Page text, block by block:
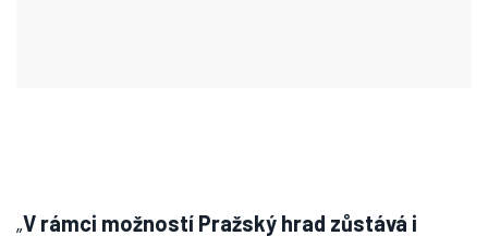
„V rámci možností Pražský hrad zůstává i